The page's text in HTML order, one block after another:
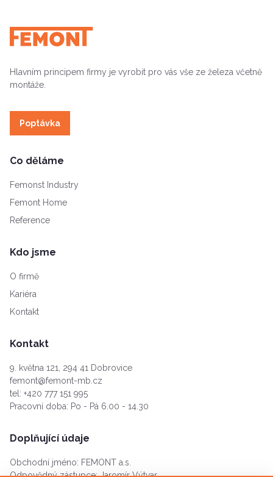
Hlavním principem firmy je vyrobit pro vás vše ze železa včetně
montáže.
Poptávka
Co děláme
Femonst Industry
Femont Home
Reference
Kdo jsme
O firmě
Kariéra
Kontakt
Kontakt
9. května 121, 294 41 Dobrovice
femont@femont-mb.cz
tel: +420 777 151 995
Pracovní doba: Po - Pá 6.00 - 14.30
Doplňující údaje
Obchodní jméno: FEMONT a.s.